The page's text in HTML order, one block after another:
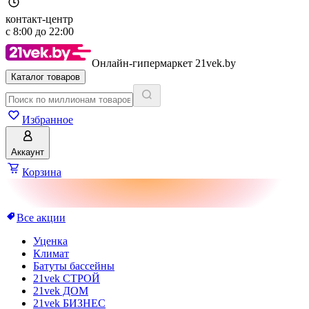
контакт-центр
с 8:00 до 22:00
Онлайн-гипермаркет 21vek.by
Каталог товаров
Избранное
Аккаунт
Корзина
Все акции
Уценка
Климат
Батуты бассейны
21vek СТРОЙ
21vek ДОМ
21vek БИЗНЕС